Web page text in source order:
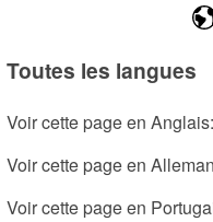
Toutes les langues
Voir cette page en Anglais:
Voir cette page en
Voir cette page en